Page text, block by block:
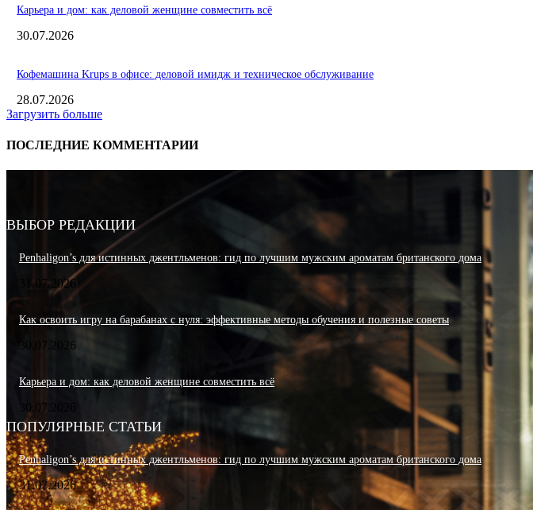
Карьера и дом: как деловой женщине совместить всё
30.07.2026
Кофемашина Krups в офисе: деловой имидж и техническое обслуживание
28.07.2026
Загрузить больше
ПОСЛЕДНИЕ КОММЕНТАРИИ
ВЫБОР РЕДАКЦИИ
Penhaligon’s для истинных джентльменов: гид по лучшим мужским ароматам британского дома
31.07.2026
Как освоить игру на барабанах с нуля: эффективные методы обучения и полезные советы
30.07.2026
Карьера и дом: как деловой женщине совместить всё
30.07.2026
ПОПУЛЯРНЫЕ СТАТЬИ
Penhaligon’s для истинных джентльменов: гид по лучшим мужским ароматам британского дома
31.07.2026